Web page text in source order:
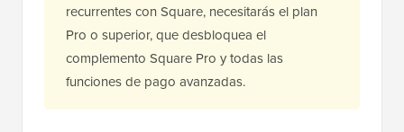
recurrentes con Square, necesitarás el plan
Pro o superior, que desbloquea el
complemento Square Pro y todas las
funciones de pago avanzadas.